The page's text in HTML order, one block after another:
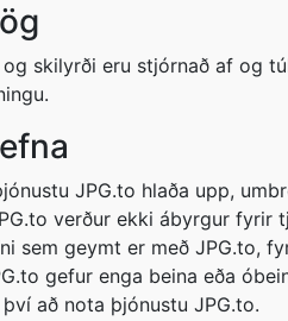
og skilyrði eru stjórnað af og
JPG.to hlaða upp,
verður ekki ábyrgur fyrir
sem geymt er með JPG.to,
gefur enga beina eða
að nota þjónustu JPG.to.